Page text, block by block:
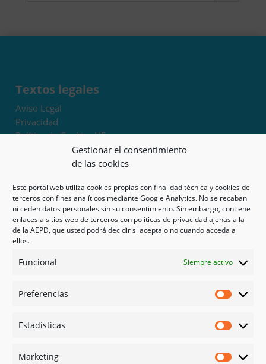
Gestionar el consentimiento
de las cookies
Este portal web utiliza cookies propias con finalidad técnica y cookies de
terceros con fines analíticos mediante Google Analytics. No se recaban
ni ceden datos personales sin su consentimiento. Sin embargo, contiene
enlaces a sitios web de terceros con políticas de privacidad ajenas a la
de la AEPD, que usted podrá decidir si acepta o no cuando acceda a
ellos.
Funcional Siempre activo
Preferencias
Estadísticas
Marketing
Textos legales
Aviso Legal
Privacidad
Política de Cookies UE
Términos y condiciones
Exoneración de responsabilidad
Mapa del sitio
Mi cuenta
Tienda
Psicología en Murcia
Guías
Redes sociales
Instagram
Linked in